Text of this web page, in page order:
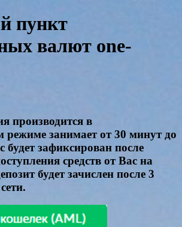
пункт
валют one-
производится в
режиме занимает от 30 минут до
будет зафиксирован после
средств от Вас на
будет зачислен после 3